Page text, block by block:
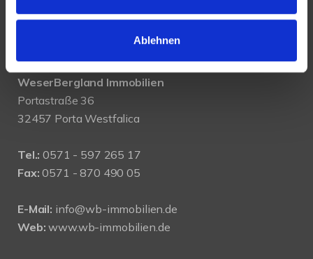
Ablehnen
WeserBergland Immobilien
Portastraße 36
32457 Porta Westfalica
Tel.: 0571 - 597 265 17
Fax: 0571 - 870 490 05
E-Mail: info@wb-immobilien.de
Web: www.wb-immobilien.de